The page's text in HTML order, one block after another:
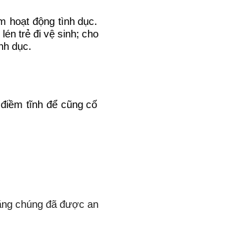
hoạt động tình dục.
trẻ đi vệ sinh; cho
dục.
tĩnh để cũng cố
chúng đã được an